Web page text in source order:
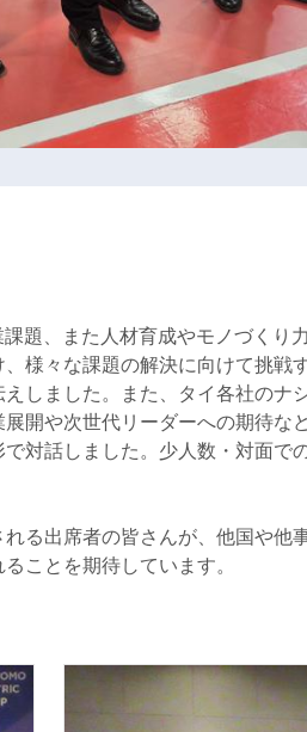
題、また人材育成やモノづくり
様々な課題の解決に向けて挑戦
しました。また、タイ各社のナ
開や次世代リーダーへの期待な
対話しました。少人数・対面で
る出席者の皆さんが、他国や他
ことを期待しています。